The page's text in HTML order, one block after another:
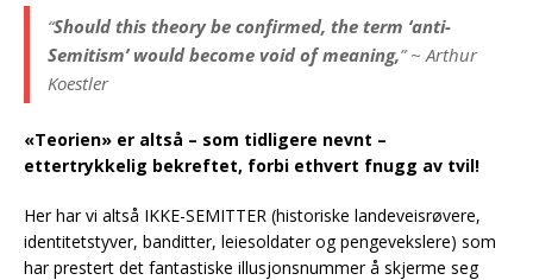
“Should this theory be confirmed, the term ‘anti-
Semitism’ would become void of meaning,” ~ Arthur
Koestler
«Teorien» er altså – som tidligere nevnt –
ettertrykkelig bekreftet, forbi ethvert fnugg av tvil!
Her har vi altså IKKE-SEMITTER (historiske landeveisrøvere,
identitetstyver, banditter, leiesoldater og pengevekslere) som
har prestert det fantastiske illusjonsnummer å skjerme seg